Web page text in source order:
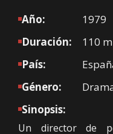
Año:
1979
Duración:
110
País:
Género:
Sinopsis:
Un director de